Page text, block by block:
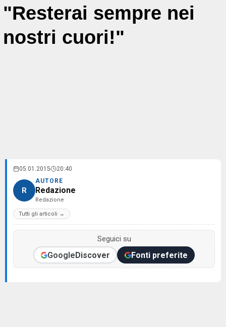
"Resterai sempre nei
nostri cuori!"
05.01.2015 20:40
R
AUTORE
Redazione
Redazione
Tutti gli articoli →
Seguici su
GoogleDiscover Fonti preferite